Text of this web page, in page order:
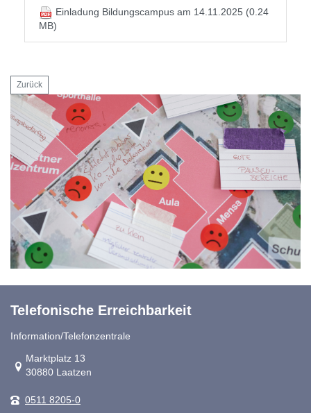
Einladung Bildungscampus am 14.11.2025 (0.24
MB)
Zurück
Telefonische Erreichbarkeit
Information/Telefonzentrale
Link zur Google-Maps Navigation
Marktplatz 13
30880 Laatzen
0511 8205-0